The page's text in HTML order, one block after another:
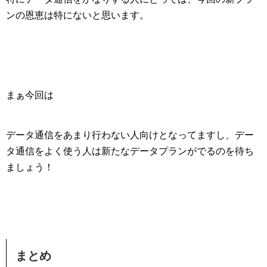
ンの恩恵は特にないと思います。
まぁ今回は
データ通信をあまり行わない人向けとなってますし、デー
タ通信をよく使う人は新たなデータプランがでるのを待ち
ましょう！
まとめ